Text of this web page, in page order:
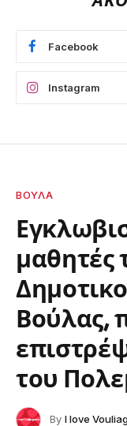
Facebook
Instagram
ΒΟΎΛΑ
μαθητές
Βούλας,
του
By I love